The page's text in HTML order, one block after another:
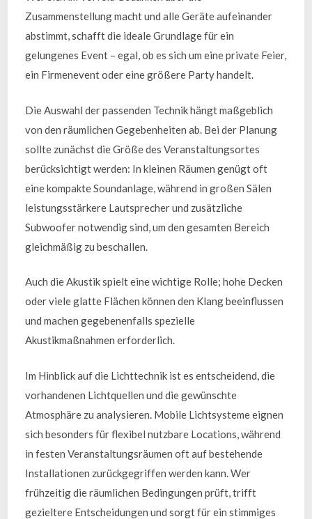
Zusammenstellung macht und alle Geräte aufeinander
abstimmt, schafft die ideale Grundlage für ein
gelungenes Event – egal, ob es sich um eine private Feier,
ein Firmenevent oder eine größere Party handelt.
Die Auswahl der passenden Technik hängt maßgeblich
von den räumlichen Gegebenheiten ab. Bei der Planung
sollte zunächst die Größe des Veranstaltungsortes
berücksichtigt werden: In kleinen Räumen genügt oft
eine kompakte Soundanlage, während in großen Sälen
leistungsstärkere Lautsprecher und zusätzliche
Subwoofer notwendig sind, um den gesamten Bereich
gleichmäßig zu beschallen.
Auch die Akustik spielt eine wichtige Rolle; hohe Decken
oder viele glatte Flächen können den Klang beeinflussen
und machen gegebenenfalls spezielle
Akustikmaßnahmen erforderlich.
Im Hinblick auf die Lichttechnik ist es entscheidend, die
vorhandenen Lichtquellen und die gewünschte
Atmosphäre zu analysieren. Mobile Lichtsysteme eignen
sich besonders für flexibel nutzbare Locations, während
in festen Veranstaltungsräumen oft auf bestehende
Installationen zurückgegriffen werden kann. Wer
frühzeitig die räumlichen Bedingungen prüft, trifft
gezieltere Entscheidungen und sorgt für ein stimmiges